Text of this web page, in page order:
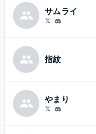
サムライ
指紋
やまり